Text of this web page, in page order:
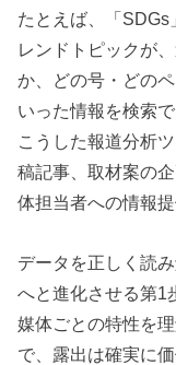
たとえば、「SDGs
レンドトピックが
か、どの号・どの
いった情報を検索で
こうした報道分析
稿記事、取材案の
体担当者への情報
データを正しく読
へと進化させる第1
媒体ごとの特性を
で、露出は確実に